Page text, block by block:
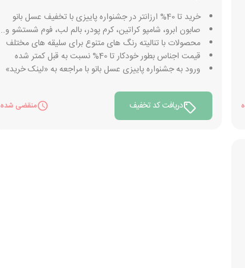
خرید تا 40% ارزانتر در جشنواره پاییزی با تخفیف عسل بانو
صابون ابرو، شامپو کراتین، کرم پودر، بالم لب، فوم شستشو و..
محصولات با تنالیته رنگ های متنوع برای سلیقه های مختلف
قیمت اجناس بطور خودکار تا 40% نسبت به قبل کمتر شده
ورود به جشنواره پاییزی عسل بانو با مراجعه به «لینک خرید»
دریافت کد تخفیف منقضی شده